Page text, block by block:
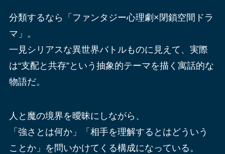
分類するなら「ファンタジー心理劇×閉鎖空間ドラ
マ」。
一見シリアスな異世界バトルものに見えて、実際
は“支配と共存”という抽象的テーマを描く寓話的な
物語だ。
人と魔の境界を曖昧にしながら、
「強さとは何か」「相手を理解するとはどういう
ことか」を問いかけてくる構成になっている。